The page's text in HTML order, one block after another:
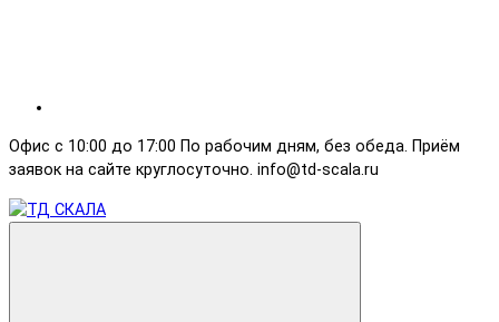
Офис с 10:00 до 17:00 По рабочим дням, без обеда. Приём
заявок на сайте круглосуточно. info@td-scala.ru